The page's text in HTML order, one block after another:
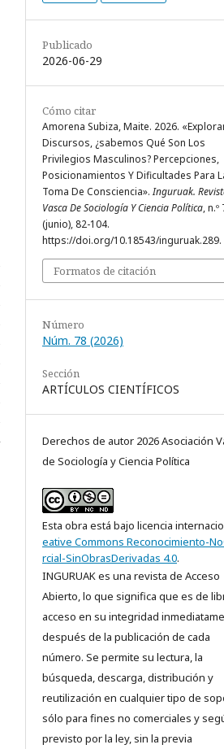
Publicado
2026-06-29
Cómo citar
Amorena Subiza, Maite. 2026.
Discursos, ¿sabemos Qué Son Los
Privilegios Masculinos? Percepciones,
Posicionamientos Y Dificultades Para
Toma De Consciencia».Inguruak.
Vasca De Sociología Y Ciencia Política, n.º
(junio), 82-104.
https://doi.org/10.18543/inguruak.289.
Formatos de citación
Número
Núm. 78 (2026)
Sección
ARTÍCULOS CIENTÍFICOS
Derechos de autor 2026 Asociación
de Sociología y Ciencia Política
Esta obra está bajo licencia
eative Commons Reconocimiento-
rcial-SinObrasDerivadas 4.0.
INGURUAK es una revista de Acceso
Abierto, lo que significa que es de
acceso en su integridad
después de la publicación de cada
número. Se permite su lectura, la
búsqueda, descarga, distribución y
reutilización en cualquier tipo de
sólo para fines no comerciales y
previsto por la ley, sin la previa